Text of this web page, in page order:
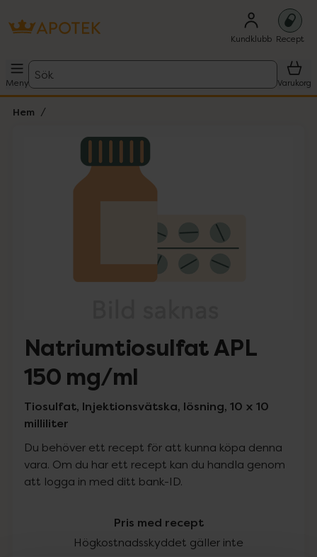
Kundklubb Recept
Meny
Sök
Varukorg
Hem
Lista: . Innehåller 1 objekt.
Natriumtiosulfat APL
150 mg/ml
Tiosulfat, Injektionsvätska, lösning, 10 x 10
milliliter
Du behöver ett recept för att kunna köpa denna
vara. Om du har ett recept kan du handla genom
att logga in med ditt bank-ID.
Pris med recept
Högkostnadsskyddet gäller inte